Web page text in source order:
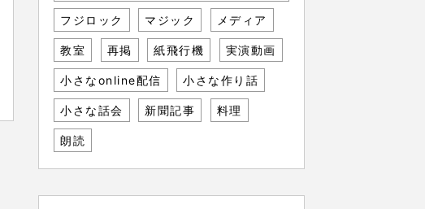
フジロック マジック メディア
教室 再掲 紙飛行機 実演動画
小さなonline配信 小さな作り話
小さな話会 新聞記事 料理
朗読